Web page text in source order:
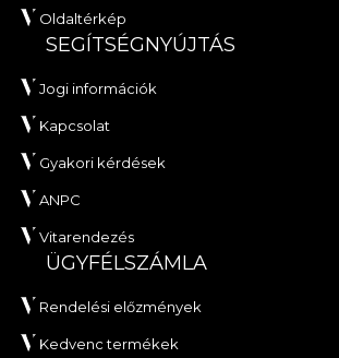
Oldaltérkép
SEGÍTSÉGNYÚJTÁS
Jogi információk
Kapcsolat
Gyakori kérdések
ANPC
Vitarendezés
ÜGYFÉLSZÁMLA
Rendelési előzmények
Kedvenc termékek